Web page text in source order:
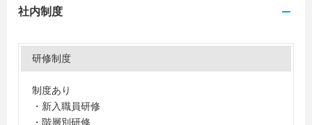
社内制度
研修制度
制度あり
・新入職員研修
・階層別研修